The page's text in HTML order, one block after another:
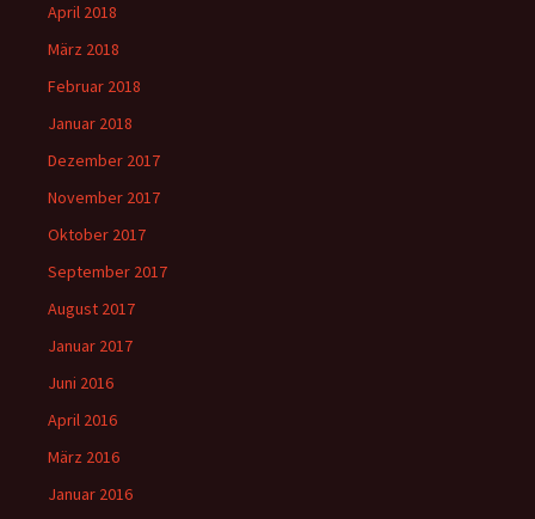
April 2018
März 2018
Februar 2018
Januar 2018
Dezember 2017
November 2017
Oktober 2017
September 2017
August 2017
Januar 2017
Juni 2016
April 2016
März 2016
Januar 2016